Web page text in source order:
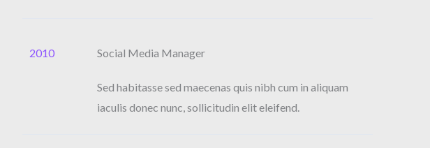
2010 Social Media Manager​
Sed habitasse sed maecenas quis nibh cum in aliquam
iaculis donec nunc, sollicitudin elit eleifend.